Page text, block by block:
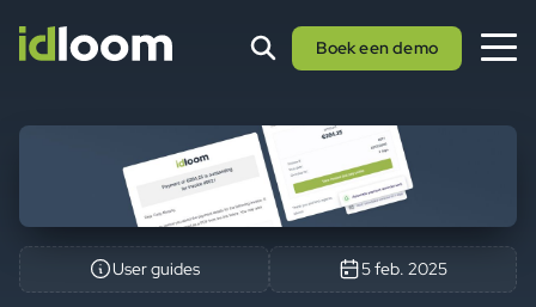
Boek een demo
User guides 5 feb. 2025